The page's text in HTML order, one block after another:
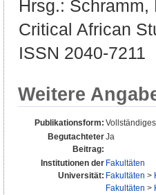
Hrsg.: Schramm,
Critical African
ISSN 2040-7211
Weitere
Publikationsform:
Begutachteter
Beitrag:
Ja
Institutionen der
Universität:
Fakultäten
Fakultäten >
Fakultäten >